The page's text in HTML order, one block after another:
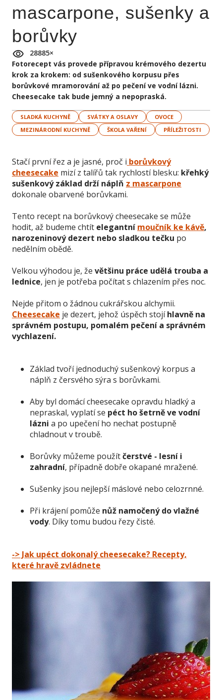
mascarpone, sušenky a
borůvky
28885×
Fotorecept vás provede přípravou krémového dezertu
krok za krokem: od sušenkového korpusu přes
borůvkové mramorování až po pečení ve vodní lázni.
Cheesecake tak bude jemný a nepopraská.
SLADKÁ KUCHYNĚ SVÁTKY A OSLAVY
OVOCE
MEZINÁRODNÍ KUCHYNĚ
ŠKOLA VAŘENÍ PŘÍLEŽITOSTI
Stačí první řez a je jasné, proč i borůvkový
cheesecake mizí z talířů tak rychlostí blesku: křehký
sušenkový základ drží náplň z mascarpone
dokonale obarvené borůvkami.
Tento recept na borůvkový cheesecake se může
hodit, až budeme chtít elegantní moučník ke kávě,
narozeninový dezert nebo sladkou tečku po
nedělním obědě.
Velkou výhodou je, že většinu práce udělá trouba a
lednice, jen je potřeba počítat s chlazením přes noc.
Nejde přitom o žádnou cukrářskou alchymii.
Cheesecake je dezert, jehož úspěch stojíhlavně na
správném postupu, pomalém pečení a správném
vychlazení.
Základ tvoří jednoduchý sušenkový korpus a
náplň z čersvého sýra s borůvkami.
Aby byl domácí cheesecake opravdu hladký a
nepraskal, vyplatí se péct ho šetrně ve vodní
lázni a po upečení ho nechat postupně
chladnout v troubě.
Borůvky můžeme použítčerstvé - lesní i
zahradní, případně dobře okapané mražené.
Sušenky jsou nejlepší máslové nebo celozrnné.
Při krájení pomůže nůž namočený do vlažné
vody. Díky tomu budou řezy čisté.
-> Jak upéct dokonalý cheesecake? Recepty,
které hravě zvládnete